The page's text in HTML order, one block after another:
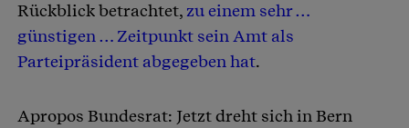
Rückblick betrachtet,zu einem sehr …
günstigen … Zeitpunkt sein Amt als
Parteipräsident abgegeben hat.
Apropos Bundesrat: Jetzt dreht sich in Bern